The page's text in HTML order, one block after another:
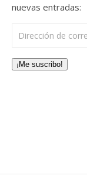
nuevas entradas:
Dirección de
¡Me suscribo!